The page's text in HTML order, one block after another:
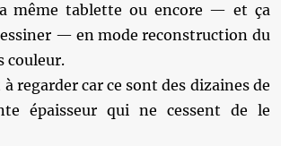
même tablette ou encore — et ça
— en mode reconstruction du
couleur.
regarder car ce sont des dizaines de
épaisseur qui ne cessent de le